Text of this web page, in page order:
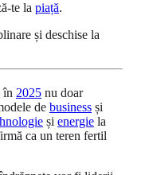
te la piață.
și deschise la
în 2025 nu doar
de business și
și energie la
ca un teren fertil